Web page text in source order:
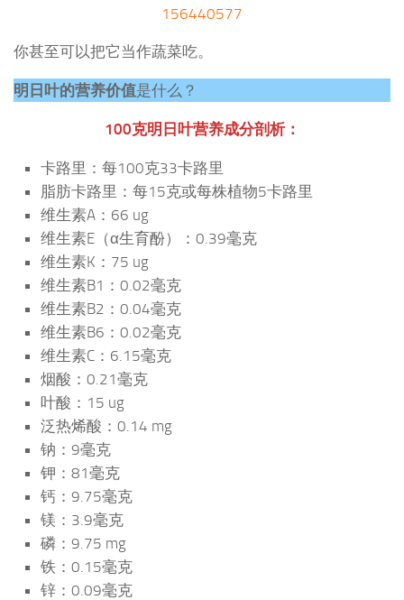
156440577
你甚至可以把它当作蔬菜吃。
明日叶的营养价值是什么？
100克明日叶营养成分剖析：
卡路里：每100克33卡路里
脂肪卡路里：每15克或每株植物5卡路里
维生素A：66 ug
维生素E（α生育酚）：0.39毫克
维生素K：75 ug
维生素B1：0.02毫克
维生素B2：0.04毫克
维生素B6：0.02毫克
维生素C：6.15毫克
烟酸：0.21毫克
叶酸：15 ug
泛热烯酸：0.14 mg
钠：9毫克
钾：81毫克
钙：9.75毫克
镁：3.9毫克
磷：9.75 mg
铁：0.15毫克
锌：0.09毫克